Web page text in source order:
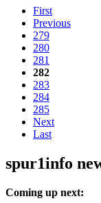
First
Previous
279
280
281
282
283
284
285
Next
Last
spur1info
Coming up next: